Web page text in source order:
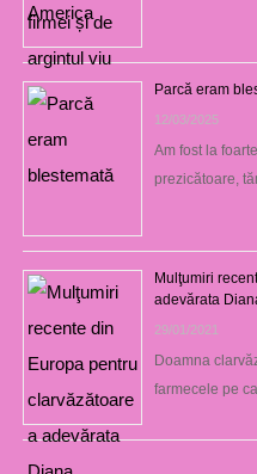
Parcă eram
12/03/2025
Am fost la
prezicătoare,
Mulţumiri
adevărata
29/01/2021
Doamna
farmecele pe